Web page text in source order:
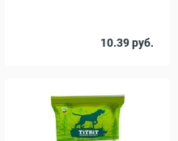
10.39 руб.
90 800